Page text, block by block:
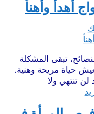
أهدأ وأهنأ
تبقى المشكلة
حياة مريحة وهنية.
تنتهي ولا